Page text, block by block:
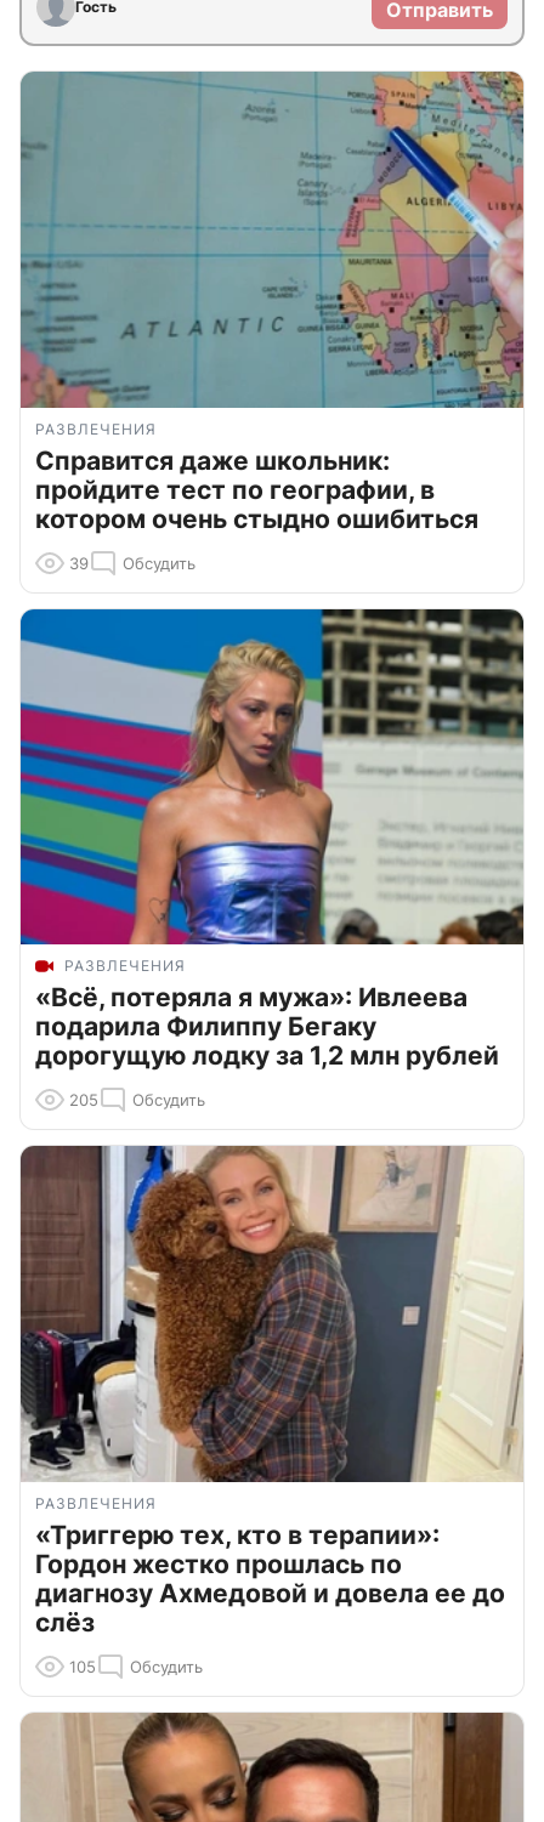
Гость Отправить
РАЗВЛЕЧЕНИЯ
Справится даже школьник:
пройдите тест по географии, в
котором очень стыдно ошибиться
39 Обсудить
РАЗВЛЕЧЕНИЯ
«Всё, потеряла я мужа»: Ивлеева
подарила Филиппу Бегаку
дорогущую лодку за 1,2 млн рублей
205 Обсудить
РАЗВЛЕЧЕНИЯ
«Триггерю тех, кто в терапии»:
Гордон жестко прошлась по
диагнозу Ахмедовой и довела ее до
слёз
105 Обсудить